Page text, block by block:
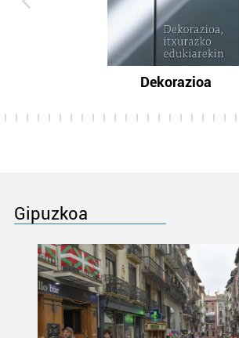
Dekorazioa
Gipuzkoa